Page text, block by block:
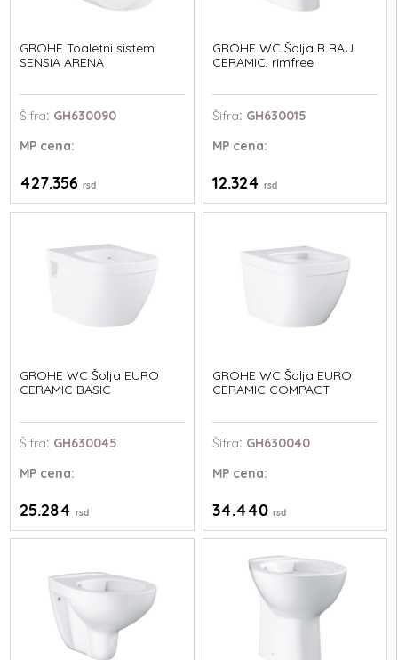
GROHE Toaletni sistem
SENSIA ARENA
Šifra: GH630090
MP cena:
427.356rsd
GROHE WC Šolja B BAU
CERAMIC, rimfree
Šifra: GH630015
MPcena:
12.324 rsd
GROHE WC Šolja EURO
CERAMIC BASIC
Šifra: GH630045
MP cena:
25.284rsd
GROHE WC Šolja EURO
CERAMIC COMPACT
Šifra: GH630040
MPcena:
34.440 rsd